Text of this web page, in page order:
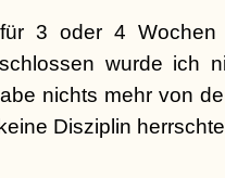
3 oder 4 Wochen
wurde ich
nichts mehr von
Disziplin